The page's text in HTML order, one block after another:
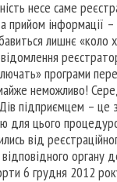
несе саме
прийом інформації
лишнє «коло
програми
неможливо!
підприємцем – це
для цього
від
органу
6 грудня 2012